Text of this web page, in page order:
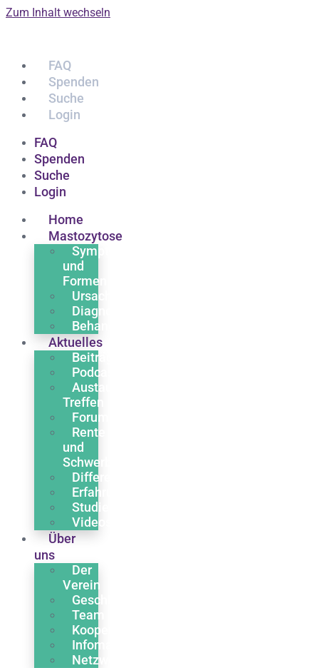
Zum Inhalt wechseln
FAQ
Spenden
Suche
Login
FAQ
Spenden
Suche
Login
Home
Mastozytose
Symptome
und
Formen
Ursachen
Diagnose
Behandlung
Aktuelles
Beiträge
Podcasts
Austausch
Treffen
Forum
Rente
und
Schwerbehinderung
Differentialdiagnose
Erfahrungsberichte
Studien
Videos
Über
uns
Der
Verein
Geschichte
Team
Kooperationen
Infomaterial
Netzwerk